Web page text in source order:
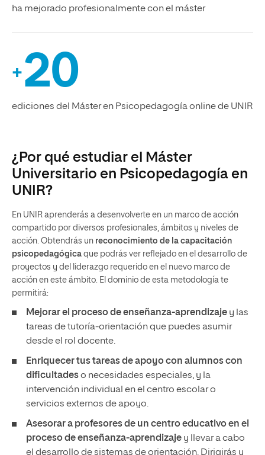
ha mejorado profesionalmente con el máster
+20
ediciones del Máster en Psicopedagogía online de UNIR
¿Por qué estudiar el Máster
Universitario en Psicopedagogía en
UNIR?
En UNIR aprenderás a desenvolverte en un marco de acción
compartido por diversos profesionales, ámbitos y niveles de
acción. Obtendrás un reconocimiento de la capacitación
psicopedagógica que podrás ver reflejado en el desarrollo de
proyectos y del liderazgo requerido en el nuevo marco de
acción en este ámbito. El dominio de esta metodología te
permitirá:
Mejorar el proceso de enseñanza-aprendizaje y las
tareas de tutoría-orientación que puedes asumir
desde el rol docente.
Enriquecer tus tareas de apoyo con alumnos con
dificultadeso necesidades especiales, y la
intervención individual en el centro escolar o
servicios externos de apoyo.
Asesorar a profesores de un centro educativo en el
proceso de enseñanza-aprendizaje y llevar a cabo
el desarrollo de sistemas de orientación. Dirigirás y